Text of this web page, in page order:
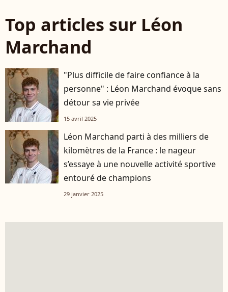
Top articles sur Léon
Marchand
"Plus difficile de faire confiance à la
personne" : Léon Marchand évoque sans
détour sa vie privée
15 avril 2025
Léon Marchand parti à des milliers de
kilomètres de la France : le nageur
s’essaye à une nouvelle activité sportive
entouré de champions
29 janvier 2025